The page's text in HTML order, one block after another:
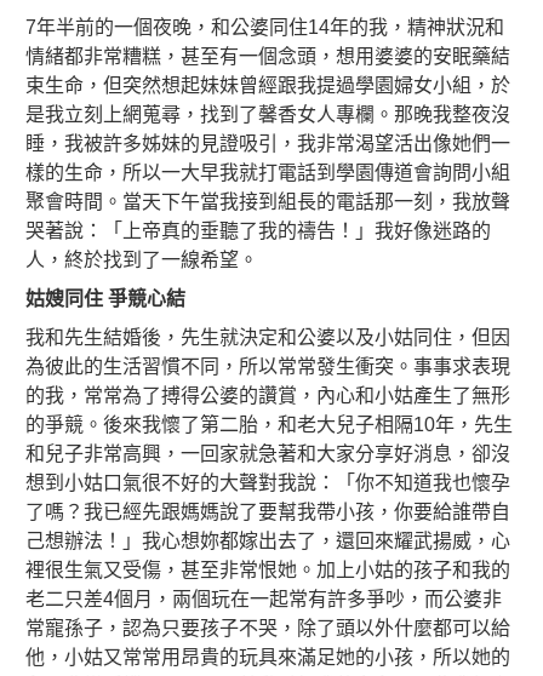
7年半前的一個夜晚，和公婆同住14年的我，精神狀況和
情緒都非常糟糕，甚至有一個念頭，想用婆婆的安眠藥結
束生命，但突然想起妹妹曾經跟我提過學園婦女小組，於
是我立刻上網蒐尋，找到了馨香女人專欄。那晚我整夜沒
睡，我被許多姊妹的見證吸引，我非常渴望活出像她們一
樣的生命，所以一大早我就打電話到學園傳道會詢問小組
聚會時間。當天下午當我接到組長的電話那一刻，我放聲
哭著說：「上帝真的垂聽了我的禱告！」我好像迷路的
人，終於找到了一線希望。
姑嫂同住 爭競心結
我和先生結婚後，先生就決定和公婆以及小姑同住，但因
為彼此的生活習慣不同，所以常常發生衝突。事事求表現
的我，常常為了搏得公婆的讚賞，內心和小姑產生了無形
的爭競。後來我懷了第二胎，和老大兒子相隔10年，先生
和兒子非常高興，一回家就急著和大家分享好消息，卻沒
想到小姑口氣很不好的大聲對我說：「你不知道我也懷孕
了嗎？我已經先跟媽媽說了要幫我帶小孩，你要給誰帶自
己想辦法！」我心想妳都嫁出去了，還回來耀武揚威，心
裡很生氣又受傷，甚至非常恨她。加上小姑的孩子和我的
老二只差4個月，兩個玩在一起常有許多爭吵，而公婆非
常寵孫子，認為只要孩子不哭，除了頭以外什麼都可以給
他，小姑又常常用昂貴的玩具來滿足她的小孩，所以她的